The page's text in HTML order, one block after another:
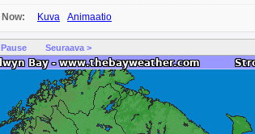
Now: Kuva Animaatio
Pause Seuraava >